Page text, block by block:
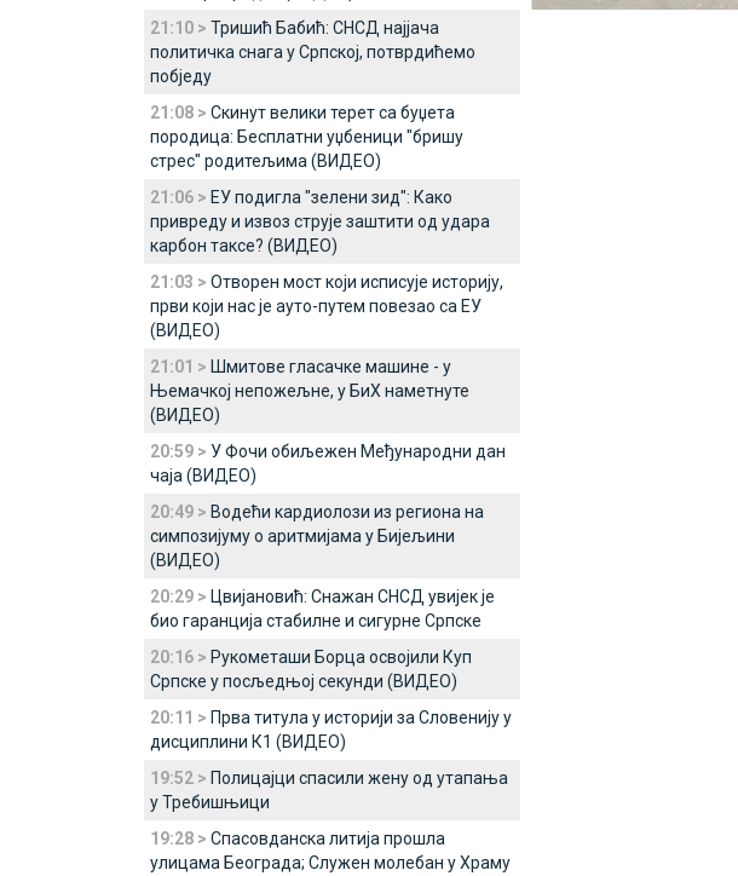
21:10 > Тришић Бабић: СНСД најјача
политичка снага у Српској, потврдићемо
побједу
21:08 > Скинут велики терет са буџета
породица: Бесплатни уџбеници "бришу
стрес" родитељима (ВИДЕО)
21:06 > ЕУ подигла "зелени зид": Како
привреду и извоз струје заштити од удара
карбон таксе? (ВИДЕО)
21:03 > Отворен мост који исписује историју,
први који нас је ауто-путем повезао са ЕУ
(ВИДЕО)
21:01 > Шмитове гласачке машине - у
Њемачкој непожељне, у БиХ наметнуте
(ВИДЕО)
20:59 > У Фочи обиљежен Међународни дан
чаја (ВИДЕО)
20:49 > Водећи кардиолози из региона на
симпозијуму о аритмијама у Бијељини
(ВИДЕО)
20:29 > Цвијановић: Снажан СНСД увијек је
био гаранција стабилне и сигурне Српске
20:16 > Рукометаши Борца освојили Куп
Српске у посљедњој секунди (ВИДЕО)
20:11 > Прва титула у историји за Словенију у
дисциплини К1 (ВИДЕО)
19:52 > Полицајци спасили жену од утапања
у Требишњици
19:28 > Спасовданска литија прошла
улицама Београда; Служен молебан у Храму